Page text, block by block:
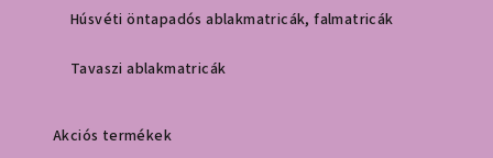
Húsvéti öntapadós ablakmatricák, falmatricák
Tavaszi ablakmatricák
Akciós termékek